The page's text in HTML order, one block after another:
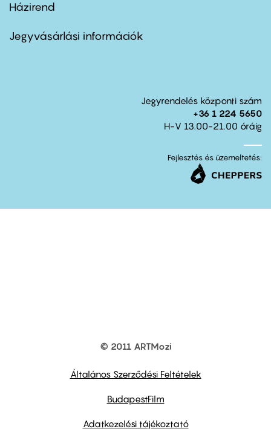
Footer
second
Házirend
Jegyvásárlási információk
Jegyrendelés központi szám
+36 1 224 5650
H-V 13.00-21.00 óráig
Fejlesztés és üzemeltetés:
© 2011 ARTMozi
Általános Szerződési Feltételek
BudapestFilm
Adatkezelési tájékoztató